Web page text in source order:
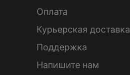
Оплата
Курьерская доставка
Поддержка
Напишите нам